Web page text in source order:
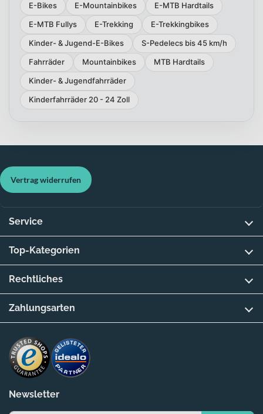
E-Bikes E-Mountainbikes
E-MTB Hardtails
E-MTB Fullys
E-Trekking
E-Trekkingbikes
Kinder- & Jugend-E-Bikes
S-Pedelecs bis 45 km/h
Fahrräder
Mountainbikes
MTB Hardtails
Kinder- & Jugendfahrräder
Kinderfahrräder 20 - 24 Zoll
Newsletter
Vertrag widerrufen
Service
Top-Kategorien
Rechtliches
Zahlungsarten